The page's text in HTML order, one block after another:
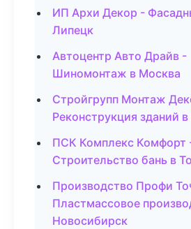
ИП Архи Декор -
Липецк
Автоцентр Авто Драйв -
Шиномонтаж в Москва
Стройгрупп Монтаж
Реконструкция зданий
ПСК Комплекс Комфорт
Строительство бань в
Производство Профи
Пластмассовое
Новосибирск